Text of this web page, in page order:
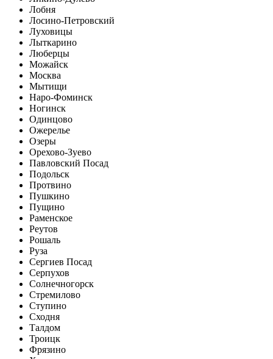
Лобня
Лосино-Петровский
Луховицы
Лыткарино
Люберцы
Можайск
Москва
Мытищи
Наро-Фоминск
Ногинск
Одинцово
Ожерелье
Озеры
Орехово-Зуево
Павловский Посад
Подольск
Протвино
Пушкино
Пущино
Раменское
Реутов
Рошаль
Руза
Сергиев Посад
Серпухов
Солнечногорск
Стремилово
Ступино
Сходня
Талдом
Троицк
Фрязино